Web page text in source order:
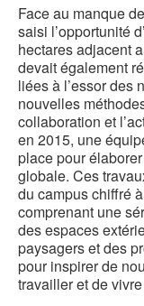
Face au manque
saisi l’opportunité
hectares adjacent
devait également
liées à l’essor des
nouvelles
collaboration et
en 2015, une
place pour
globale. Ces
du campus chiffré
comprenant une
des espaces
paysagers et des
pour inspirer de
travailler et de